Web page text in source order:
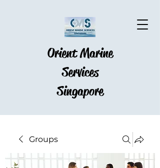
Orient Marine
Services
Singapore
Groups